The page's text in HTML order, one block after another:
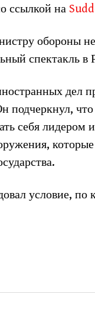
ссылкой на
обороны
спектакль
дел
подчеркнул,
себя лидером
условие, по